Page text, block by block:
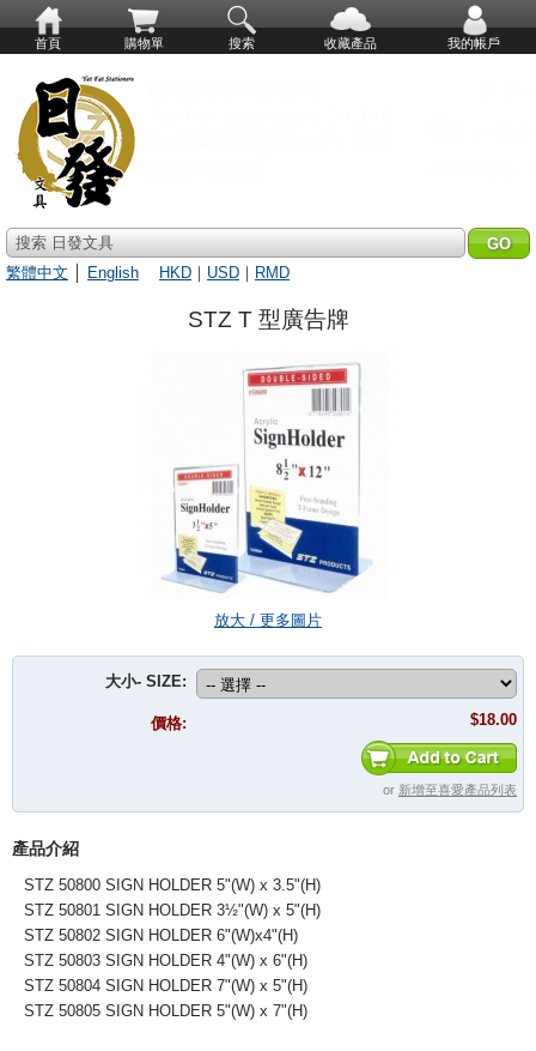
首頁 購物單 搜索 收藏產品 我的帳戶
搜索 日發文具
繁體中文
English HKD ｜ USD ｜ RMD
STZ T 型廣告牌
放大 / 更多圖片
大小- SIZE:
價格: $18.00
or 新增至喜愛產品列表
產品介紹
STZ 50800 SIGN HOLDER 5"(W) x 3.5"(H)
STZ 50801 SIGN HOLDER 3½"(W) x 5"(H)
STZ 50802 SIGN HOLDER 6"(W)x4"(H)
STZ 50803 SIGN HOLDER 4"(W) x 6"(H)
STZ 50804 SIGN HOLDER 7"(W) x 5"(H)
STZ 50805 SIGN HOLDER 5"(W) x 7"(H)